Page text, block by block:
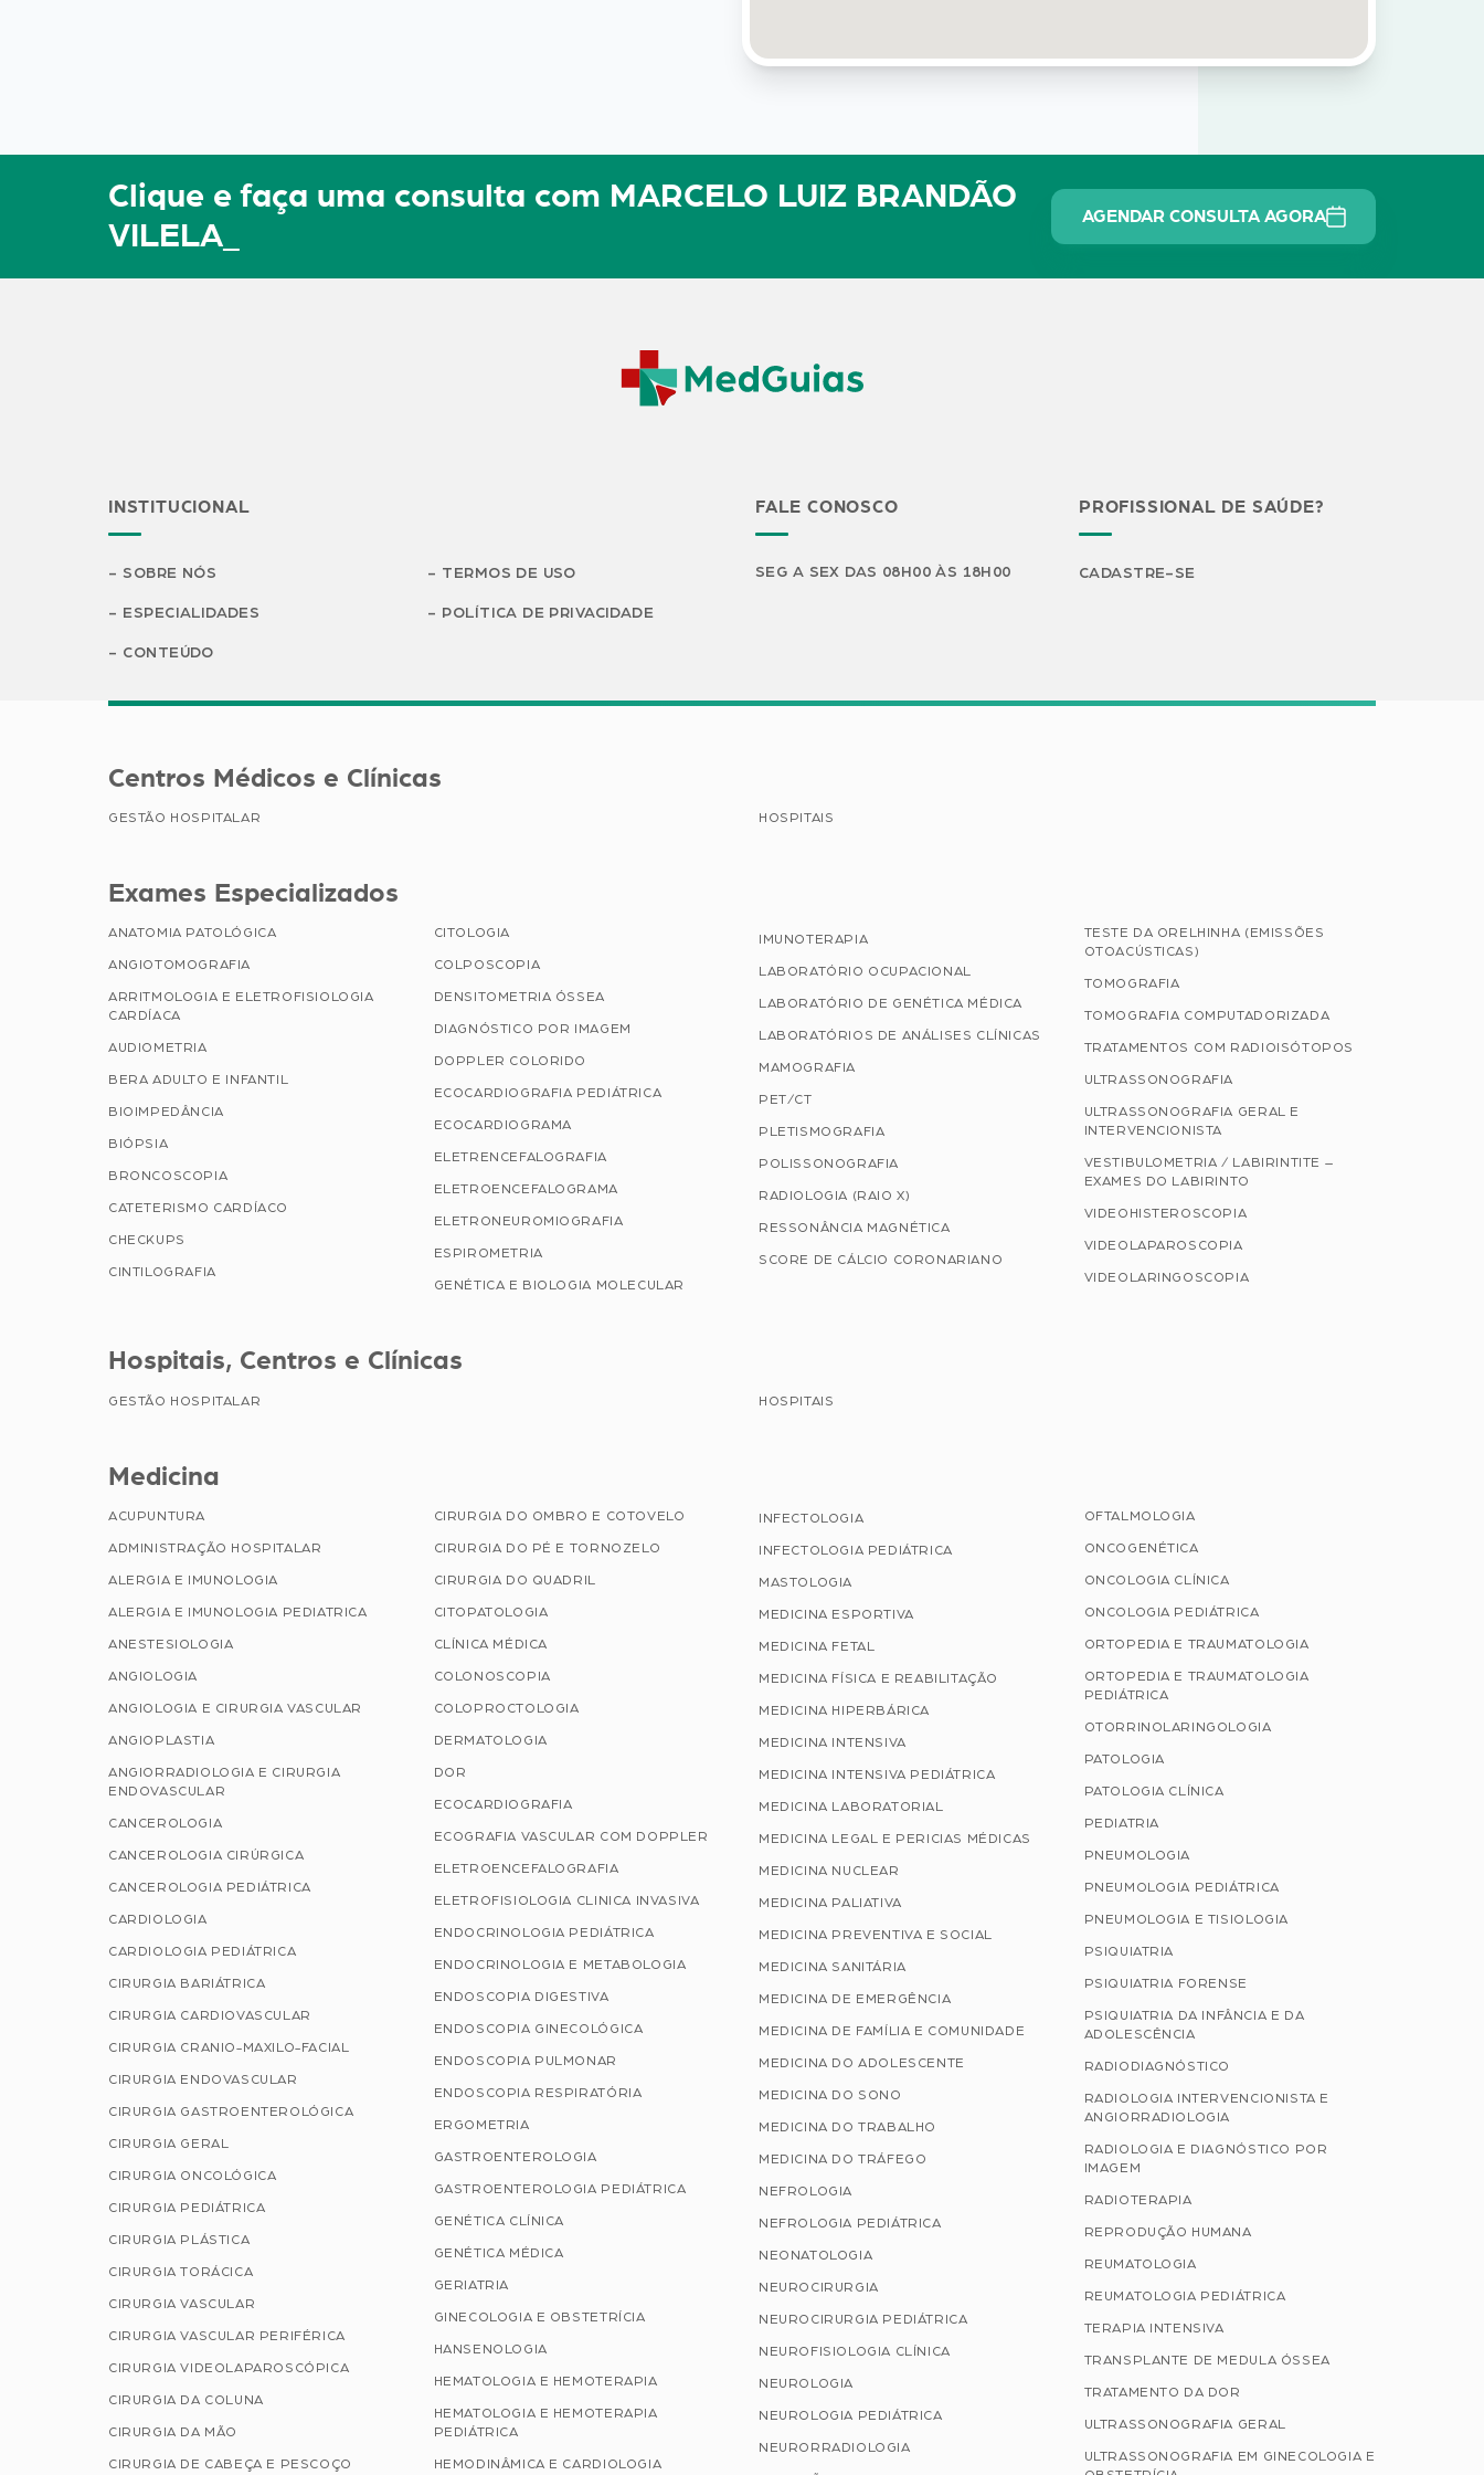
Clique e faça uma consulta com MARCELO LUIZ BRANDÃO
VILELA_
AGENDAR CONSULTA AGORA
INSTITUCIONAL
SOBRE NÓS
ESPECIALIDADES
CONTEÚDO
TERMOS DE USO
POLÍTICA DE PRIVACIDADE
FALE CONOSCO
SEG A SEX DAS 08H00 ÀS 18H00
PROFISSIONAL DE SAÚDE?
CADASTRE-SE
Centros Médicos e Clínicas
GESTÃO HOSPITALAR HOSPITAIS
Exames Especializados
ANATOMIA PATOLÓGICA
ANGIOTOMOGRAFIA
ARRITMOLOGIA E ELETROFISIOLOGIA
CARDÍACA
AUDIOMETRIA
BERA ADULTO E INFANTIL
BIOIMPEDÂNCIA
BIÓPSIA
BRONCOSCOPIA
CATETERISMO CARDÍACO
CHECKUPS
CINTILOGRAFIA
CITOLOGIA
COLPOSCOPIA
DENSITOMETRIA ÓSSEA
DIAGNÓSTICO POR IMAGEM
DOPPLER COLORIDO
ECOCARDIOGRAFIA PEDIÁTRICA
ECOCARDIOGRAMA
ELETRENCEFALOGRAFIA
ELETROENCEFALOGRAMA
ELETRONEUROMIOGRAFIA
ESPIROMETRIA
GENÉTICA E BIOLOGIA MOLECULAR
IMUNOTERAPIA
LABORATÓRIO OCUPACIONAL
LABORATÓRIO DE GENÉTICA MÉDICA
LABORATÓRIOS DE ANÁLISES CLÍNICAS
MAMOGRAFIA
PET/CT
PLETISMOGRAFIA
POLISSONOGRAFIA
RADIOLOGIA (RAIO X)
RESSONÂNCIA MAGNÉTICA
SCORE DE CÁLCIO CORONARIANO
TESTE DA ORELHINHA (EMISSÕES
OTOACÚSTICAS)
TOMOGRAFIA
TOMOGRAFIA COMPUTADORIZADA
TRATAMENTOS COM RADIOISÓTOPOS
ULTRASSONOGRAFIA
ULTRASSONOGRAFIA GERAL E
INTERVENCIONISTA
VESTIBULOMETRIA / LABIRINTITE –
EXAMES DO LABIRINTO
VIDEOHISTEROSCOPIA
VIDEOLAPAROSCOPIA
VIDEOLARINGOSCOPIA
Hospitais, Centros e Clínicas
GESTÃO HOSPITALAR HOSPITAIS
Medicina
ACUPUNTURA
ADMINISTRAÇÃO HOSPITALAR
ALERGIA E IMUNOLOGIA
ALERGIA E IMUNOLOGIA PEDIATRICA
ANESTESIOLOGIA
ANGIOLOGIA
ANGIOLOGIA E CIRURGIA VASCULAR
ANGIOPLASTIA
ANGIORRADIOLOGIA E CIRURGIA
ENDOVASCULAR
CANCEROLOGIA
CANCEROLOGIA CIRÚRGICA
CANCEROLOGIA PEDIÁTRICA
CARDIOLOGIA
CARDIOLOGIA PEDIÁTRICA
CIRURGIA BARIÁTRICA
CIRURGIA CARDIOVASCULAR
CIRURGIA CRANIO-MAXILO-FACIAL
CIRURGIA ENDOVASCULAR
CIRURGIA GASTROENTEROLÓGICA
CIRURGIA GERAL
CIRURGIA ONCOLÓGICA
CIRURGIA PEDIÁTRICA
CIRURGIA PLÁSTICA
CIRURGIA TORÁCICA
CIRURGIA VASCULAR
CIRURGIA VASCULAR PERIFÉRICA
CIRURGIA VIDEOLAPAROSCÓPICA
CIRURGIA DA COLUNA
CIRURGIA DA MÃO
CIRURGIA DE CABEÇA E PESCOÇO
CIRURGIA DO OMBRO E COTOVELO
CIRURGIA DO PÉ E TORNOZELO
CIRURGIA DO QUADRIL
CITOPATOLOGIA
CLÍNICA MÉDICA
COLONOSCOPIA
COLOPROCTOLOGIA
DERMATOLOGIA
DOR
ECOCARDIOGRAFIA
ECOGRAFIA VASCULAR COM DOPPLER
ELETROENCEFALOGRAFIA
ELETROFISIOLOGIA CLINICA INVASIVA
ENDOCRINOLOGIA PEDIÁTRICA
ENDOCRINOLOGIA E METABOLOGIA
ENDOSCOPIA DIGESTIVA
ENDOSCOPIA GINECOLÓGICA
ENDOSCOPIA PULMONAR
ENDOSCOPIA RESPIRATÓRIA
ERGOMETRIA
GASTROENTEROLOGIA
GASTROENTEROLOGIA PEDIÁTRICA
GENÉTICA CLÍNICA
GENÉTICA MÉDICA
GERIATRIA
GINECOLOGIA E OBSTETRÍCIA
HANSENOLOGIA
HEMATOLOGIA E HEMOTERAPIA
HEMATOLOGIA E HEMOTERAPIA
PEDIÁTRICA
HEMODINÂMICA E CARDIOLOGIA
INFECTOLOGIA
INFECTOLOGIA PEDIÁTRICA
MASTOLOGIA
MEDICINA ESPORTIVA
MEDICINA FETAL
MEDICINA FÍSICA E REABILITAÇÃO
MEDICINA HIPERBÁRICA
MEDICINA INTENSIVA
MEDICINA INTENSIVA PEDIÁTRICA
MEDICINA LABORATORIAL
MEDICINA LEGAL E PERICIAS MÉDICAS
MEDICINA NUCLEAR
MEDICINA PALIATIVA
MEDICINA PREVENTIVA E SOCIAL
MEDICINA SANITÁRIA
MEDICINA DE EMERGÊNCIA
MEDICINA DE FAMÍLIA E COMUNIDADE
MEDICINA DO ADOLESCENTE
MEDICINA DO SONO
MEDICINA DO TRABALHO
MEDICINA DO TRÁFEGO
NEFROLOGIA
NEFROLOGIA PEDIÁTRICA
NEONATOLOGIA
NEUROCIRURGIA
NEUROCIRURGIA PEDIÁTRICA
NEUROFISIOLOGIA CLÍNICA
NEUROLOGIA
NEUROLOGIA PEDIÁTRICA
NEURORRADIOLOGIA
OFTALMOLOGIA
ONCOGENÉTICA
ONCOLOGIA CLÍNICA
ONCOLOGIA PEDIÁTRICA
ORTOPEDIA E TRAUMATOLOGIA
ORTOPEDIA E TRAUMATOLOGIA
PEDIÁTRICA
OTORRINOLARINGOLOGIA
PATOLOGIA
PATOLOGIA CLÍNICA
PEDIATRIA
PNEUMOLOGIA
PNEUMOLOGIA PEDIÁTRICA
PNEUMOLOGIA E TISIOLOGIA
PSIQUIATRIA
PSIQUIATRIA FORENSE
PSIQUIATRIA DA INFÂNCIA E DA
ADOLESCÊNCIA
RADIODIAGNÓSTICO
RADIOLOGIA INTERVENCIONISTA E
ANGIORRADIOLOGIA
RADIOLOGIA E DIAGNÓSTICO POR
IMAGEM
RADIOTERAPIA
REPRODUÇÃO HUMANA
REUMATOLOGIA
REUMATOLOGIA PEDIÁTRICA
TERAPIA INTENSIVA
TRANSPLANTE DE MEDULA ÓSSEA
TRATAMENTO DA DOR
ULTRASSONOGRAFIA GERAL
ULTRASSONOGRAFIA EM GINECOLOGIA E